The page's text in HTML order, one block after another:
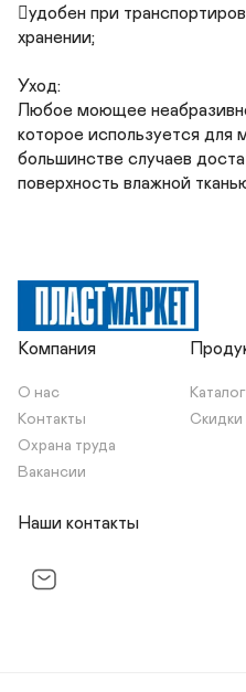
удобен при
хранении;
Уход:
Любое моющее
которое используется
большинстве случаев
поверхность влажной
Компания
О нас
Контакты
Охрана труда
Вакансии
Каталог
Скидки
Наши контакты